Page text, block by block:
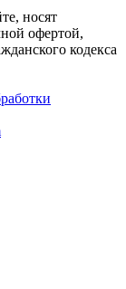
носят
офертой,
кодекса